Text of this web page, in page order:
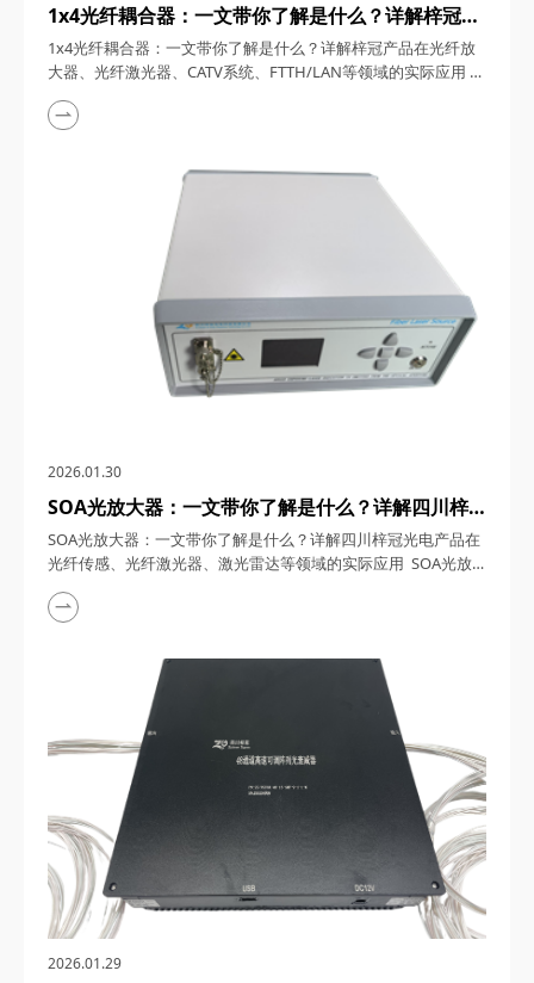
1x4光纤耦合器：一文带你了解是什么？详解梓冠产
品在光纤放大器、光纤激光器、CATV系统、
FTTH/LAN等领域的实际应用
1x4光纤耦合器：一文带你了解是什么？详解梓冠产品在光纤放
大器、光纤激光器、CATV系统、FTTH/LAN等领域的实际应用
1x4光纤耦合器，在光通信系统向高速化、集成化演进的今天，
凭借精密的封装设计、低损耗特性及多场景适配能力，成为光纤
文将从技术原理、核心参数到行业应用，全方位解析四川梓冠光
电这款产品的创新价值。&nb...
2026.01.30
SOA光放大器：一文带你了解是什么？详解四川梓
冠光电产品在光纤传感、光纤激光器、激光雷达等领
域的实际应用
SOA光放大器：一文带你了解是什么？详解四川梓冠光电产品在
光纤传感、光纤激光器、激光雷达等领域的实际应用 SOA光放
大器，在光通信与光子技术飞速发展的今天，凭借卓越的性能和
广泛的应用场景，成为市场关注的焦点。本文将深入剖析四川梓
纤传感、光纤激光器、激光雷达等领域的创新应用。 一、四川
梓冠光电SOA光放大器：是什么？&...
2026.01.29